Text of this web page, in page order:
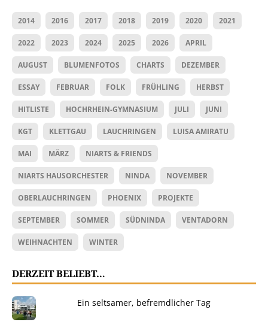
2014 2016 2017 2018 2019 2020 2021
2022 2023 2024 2025 2026 APRIL
AUGUST BLUMENFOTOS CHARTS DEZEMBER
ESSAY FEBRUAR FOLK FRÜHLING HERBST
HITLISTE HOCHRHEIN-GYMNASIUM JULI JUNI
KGT KLETTGAU LAUCHRINGEN LUISA AMIRATU
MAI MÄRZ NIARTS & FRIENDS
NIARTS HAUSORCHESTER NINDA NOVEMBER
OBERLAUCHRINGEN PHOENIX PROJEKTE
SEPTEMBER SOMMER SÜDNINDA VENTADORN
WEIHNACHTEN WINTER
DERZEIT BELIEBT…
Ein seltsamer, befremdlicher Tag